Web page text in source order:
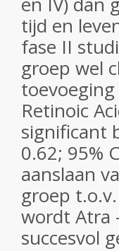
tijd en
fase II
groep wel
Retinoic
significant
0.62; 95%
aanslaan
groep
wordt Atra
succesvol